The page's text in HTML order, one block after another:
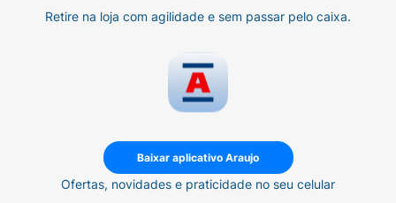
Retire na loja com agilidade e sem passar pelo caixa.
Baixar aplicativo Araujo
Ofertas, novidades e praticidade no seu celular